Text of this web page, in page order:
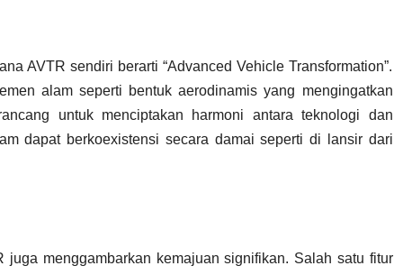
AVTR sendiri berarti “Advanced Vehicle Transformation”.
alam seperti bentuk aerodinamis yang mengingatkan
untuk menciptakan harmoni antara teknologi dan
dapat berkoexistensi secara damai seperti di lansir dari
menggambarkan kemajuan signifikan. Salah satu fitur